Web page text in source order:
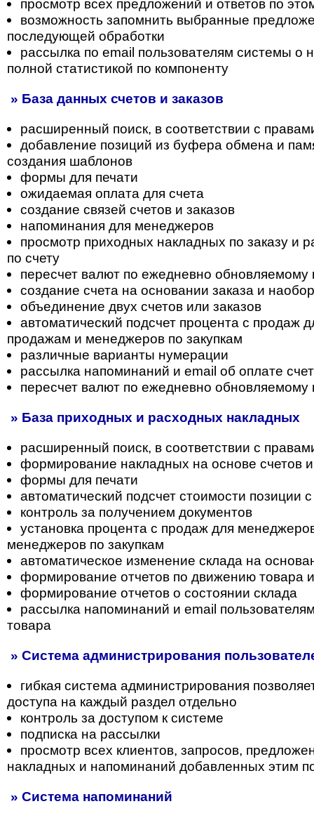
просмотр всех предложений и ответов по
возможность запомнить выбранные
последующей обработки
рассылка по email пользователям системы о
полной статистикой по компоненту
» База данных счетов и заказов
расширенный поиск, в соответствии с
добавление позиций из буфера обмена и
создания шаблонов
формы для печати
ожидаемая оплата для счета
создание связей счетов и заказов
напоминания для менеджеров
просмотр приходных накладных по заказу и
по счету
пересчет валют по ежедневно обновляемому
создание счета на основании заказа и
объединение двух счетов или заказов
автоматический подсчет процента с продаж
продажам и менеджеров по закупкам
различные варианты нумерации
рассылка напоминаний и email об оплате
пересчет валют по ежедневно обновляемому
» База приходных и расходных накладных
расширенный поиск, в соответствии с
формирование накладных на основе счетов и
формы для печати
автоматический подсчет стоимости позиции
контроль за получением документов
установка процента с продаж для
менеджеров по закупкам
автоматическое изменение склада на
формирование отчетов по движению товара
формирование отчетов о состоянии склада
рассылка напоминаний и email
товара
» Система администрирования
гибкая система администрирования
доступа на каждый раздел отдельно
контроль за доступом к системе
подписка на рассылки
просмотр всех клиентов, запросов,
накладных и напоминаний добавленных этим
» Система напоминаний